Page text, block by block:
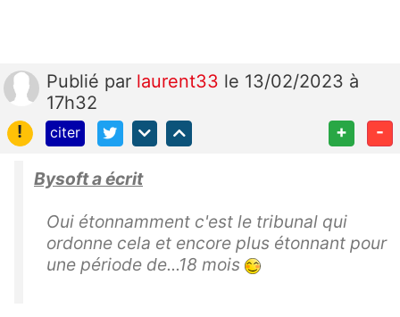
Publié par laurent33 le 13/02/2023 à
17h32
!
citer + -
Bysoft a écrit
Oui étonnamment c'est le tribunal qui
ordonne cela et encore plus étonnant pour
une période de...18 mois